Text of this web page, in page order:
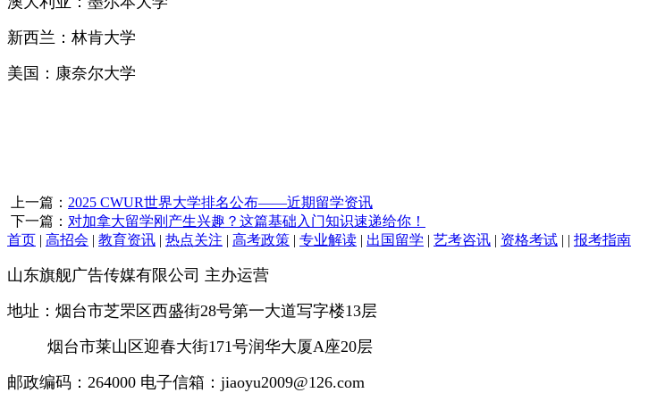
新西兰：林肯大学
美国：康奈尔大学
上一篇： 2025 CWUR世界大学排名公布——近期留学资讯
下一篇： 对加拿大留学刚产生兴趣？这篇基础入门知识速递给你！
首页 | 高招会 | 教育资讯 | 热点关注 | 高考政策 | 专业解读 | 出国留学 | 艺考咨讯 | 资格考试 | | 报考指南
山东旗舰广告传媒有限公司 主办运营
地址：烟台市芝罘区西盛街28号第一大道写字楼13层
烟台市莱山区迎春大街171号润华大厦A座20层
邮政编码：264000 电子信箱：jiaoyu2009@126.com